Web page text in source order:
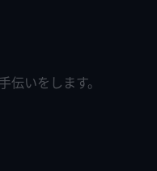
伝いをします。